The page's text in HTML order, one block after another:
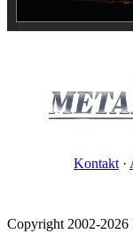
Kontakt ·
Copyright 2002-2026